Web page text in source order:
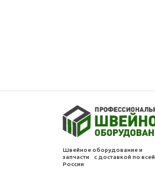
Швейное оборудование и
запчасти с доставкой по всей
России